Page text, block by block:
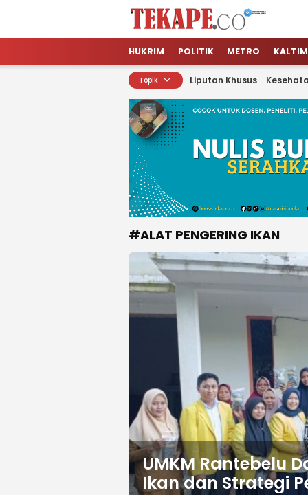
Tekape.co
Jendela Informasi Kita
HUKRIM POLITIK METRO KALTIM
Topik Liputan Khusus
#ALAT PENGERING IKAN
UMKM Rantebelu
Ikan dan Strategi